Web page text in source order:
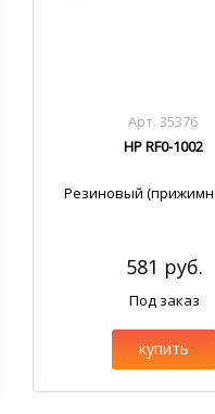
Арт. 35376
HP RF0-1002
Резиновый
581 руб.
Под заказ
купить